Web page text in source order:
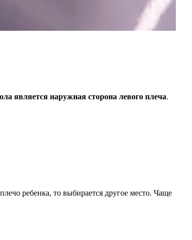
является наружная сторона левого плеча.
ребенка, то выбирается другое место. Чаще